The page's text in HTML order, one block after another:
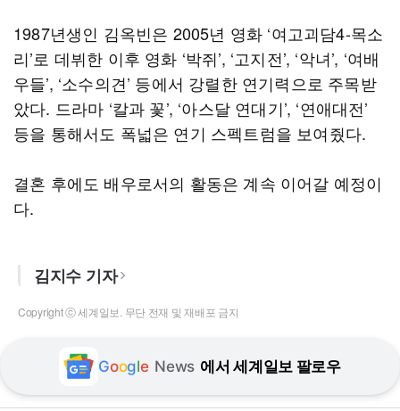
1987년생인 김옥빈은 2005년 영화 ‘여고괴담4-목소
리’로 데뷔한 이후 영화 ‘박쥐’, ‘고지전’, ‘악녀’, ‘여배
우들’, ‘소수의견’ 등에서 강렬한 연기력으로 주목받
았다. 드라마 ‘칼과 꽃’, ‘아스달 연대기’, ‘연애대전’
등을 통해서도 폭넓은 연기 스펙트럼을 보여줬다.
결혼 후에도 배우로서의 활동은 계속 이어갈 예정이
다.
김지수 기자
Copyright ⓒ 세계일보. 무단 전재 및 재배포 금지
Google News 에서 세계일보 팔로우